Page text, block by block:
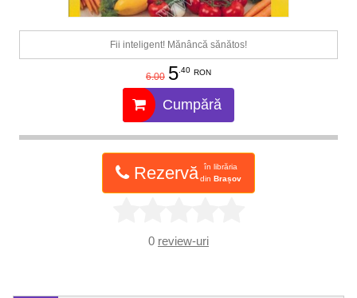
Fii inteligent! Mănâncă sănătos!
6.00 5.40 RON
Cumpără
Rezervă
în librăria
din Brașov
0 review-uri